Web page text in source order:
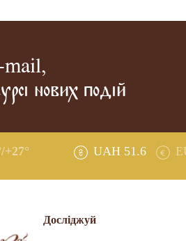
mail,
нових подій
+27° UAH 51.6
Досліджуй